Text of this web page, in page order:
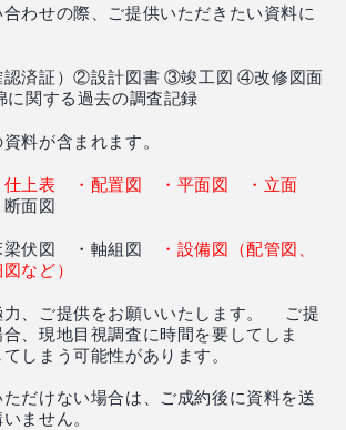
わせの際、ご提供いただきたい資料に
済証）②設計図書 ③竣工図 ④改修図面
関する過去の調査記録
料が含まれます。
仕上表 ・配置図 ・平面図 ・立面
断面図
梁伏図 ・軸組図
・設備図（配管図、
など）
、ご提供をお願いいたします。 ご提
、現地目視調査に時間を要してしま
しまう可能性があります。
だけない場合は、ご成約後に資料を送
ません。